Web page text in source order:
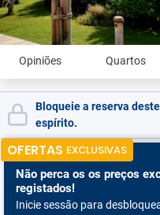
Opiniões Quartos
Bloqueie a reserva
espírito.
OFERTAS EXCLUSIVAS
Não perca os os preços
registados!
Inicie sessão para